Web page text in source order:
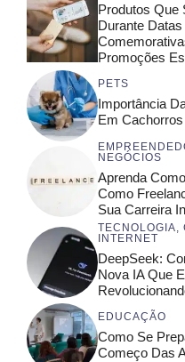
Produtos Que
Durante Datas
Promoções
PETS
Importância
Em Cachorros
NEGÓCIOS
Aprenda
Como
Sua Carreira
TECNOLOGIA
INTERNET
DeepSeek:
Nova IA Que
EDUCAÇÃO
Como Se
Começo Das